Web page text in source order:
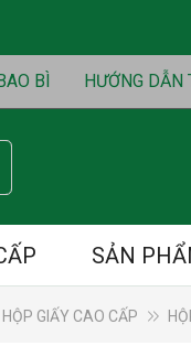
BÌ HƯỚNG DẪN
SẢN
HỘP GIẤY CAO CẤP